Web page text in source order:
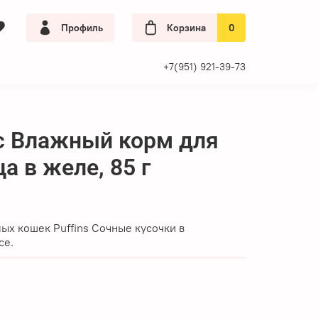
Профиль Корзина 0
+7(951) 921-39-73
Влажный корм для
в желе, 85 г
кошек Puffins Сочные кусочки в